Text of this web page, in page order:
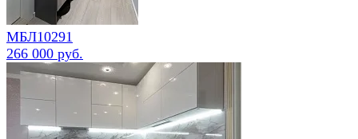
МБЛ10291
266 000 руб.